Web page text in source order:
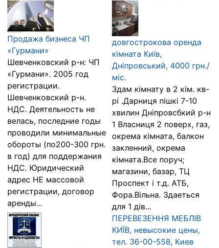
Продажа бизнеса ЧП
«Гурмани»
Шевченковский р-н: ЧП
«Гурмани». 2005 год
регистрации.
Шевченковский р-н.
НДС. Деятельность не
велась, последние годы
проводили минимальные
обороты (по200-300 грн.
в год) для поддержания
НДС. Юридический
адрес НЕ массовой
регистрации, договор
аренды...
довгострокова оренда
кімната Київ,
Дніпровський, 4000 грн./
міс.
Здам кімнату в 2 кім. кв-
рі .Дарниця пішкі 7-10
хвилин Дніпровсбкий р-н
1 Власниця 2 поверх, газ,
окрема кімната, балкон
закленний, окрема
кімната.Все поруч;
магазини, базар, ТЦ
Проспект і т.д. АТБ,
Фора.Вільна. Здаеться
для 1 дів...
ПЕРЕВЕЗЕННЯ МЕБЛІВ
КИЇВ, невысокие цены,
тел. 36-00-558, Киев